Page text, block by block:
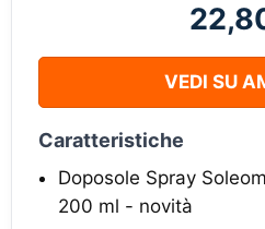
VEDI SU
Caratteristiche
Doposole Spray
200 ml - novità